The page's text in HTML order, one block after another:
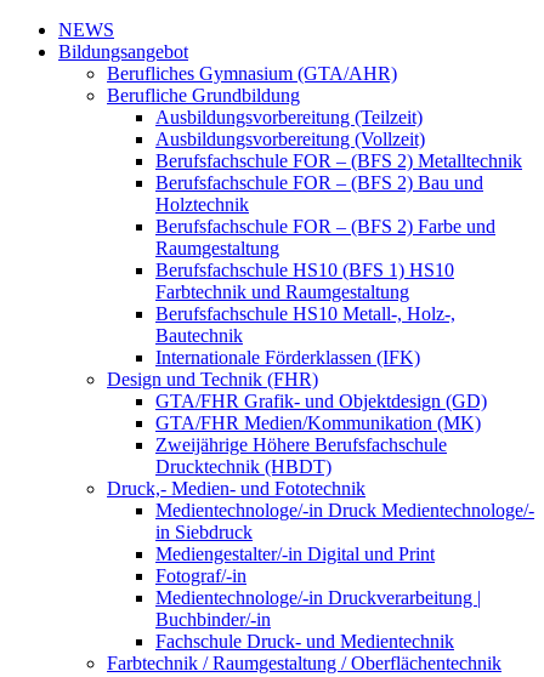
NEWS
Bildungsangebot
Berufliches Gymnasium (GTA/AHR)
Berufliche Grundbildung
Ausbildungsvorbereitung (Teilzeit)
Ausbildungsvorbereitung (Vollzeit)
Berufsfachschule FOR – (BFS 2) Metalltechnik
Berufsfachschule FOR – (BFS 2) Bau und
Holztechnik
Berufsfachschule FOR – (BFS 2) Farbe und
Raumgestaltung
Berufsfachschule HS10 (BFS 1) HS10
Farbtechnik und Raumgestaltung
Berufsfachschule HS10 Metall-, Holz-,
Bautechnik
Internationale Förderklassen (IFK)
Design und Technik (FHR)
GTA/FHR Grafik- und Objektdesign (GD)
GTA/FHR Medien/Kommunikation (MK)
Zweijährige Höhere Berufsfachschule
Drucktechnik (HBDT)
Druck,- Medien- und Fototechnik
Medientechnologe/-in Druck Medientechnologe/-
in Siebdruck
Mediengestalter/-in Digital und Print
Fotograf/-in
Medientechnologe/-in Druckverarbeitung |
Buchbinder/-in
Fachschule Druck- und Medientechnik
Farbtechnik / Raumgestaltung / Oberflächentechnik